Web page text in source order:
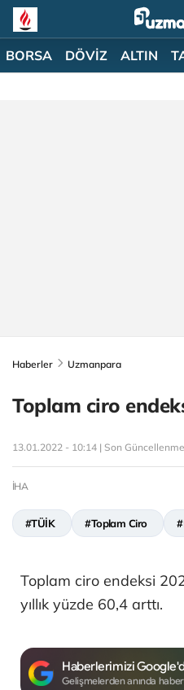
BORSA DÖVİZ ALTIN
Haberler Uzmanpara
Toplam ciro
13.01.2022 - 10:14 | Son
İHA
#TÜİK #Toplam Ciro
Toplam ciro endeksi
yıllık yüzde 60,4 arttı.
Haberlerimizi
Gelişmelerden anında